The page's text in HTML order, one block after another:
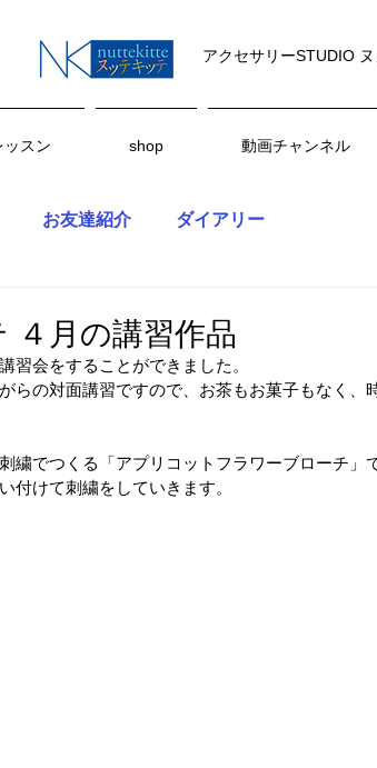
アクセサリーSTUDIO
ッスン shop 動画チャンネル
お友達紹介 ダイアリー
４月の講習作品
習会をすることができました。
らの対面講習ですので、お茶もお菓子もなく、
繍でつくる「アプリコットフラワーブローチ」
付けて刺繍をしていきます。